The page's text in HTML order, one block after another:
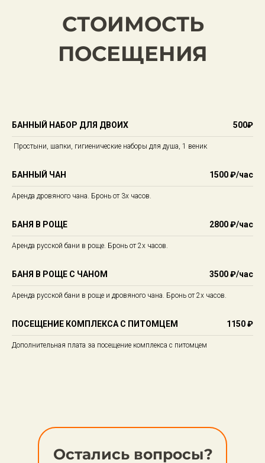
СТОИМОСТЬ
ПОСЕЩЕНИЯ
БАННЫЙ НАБОР ДЛЯ ДВОИХ 500₽
Простыни, шапки, гигиенические наборы для душа, 1 веник
БАННЫЙ ЧАН 1500 ₽/час
Аренда дровяного чана. Бронь от 3х часов.
БАНЯ В РОЩЕ 2800 ₽/час
Аренда русской бани в роще. Бронь от 2х часов.
БАНЯ В РОЩЕ С ЧАНОМ 3500 ₽/час
Аренда русской бани в роще и дровяного чана. Бронь от 2х часов.
ПОСЕЩЕНИЕ КОМПЛЕКСА С ПИТОМЦЕМ 1150 ₽
Дополнительная плата за посещение комплекса с питомцем
Остались вопросы?